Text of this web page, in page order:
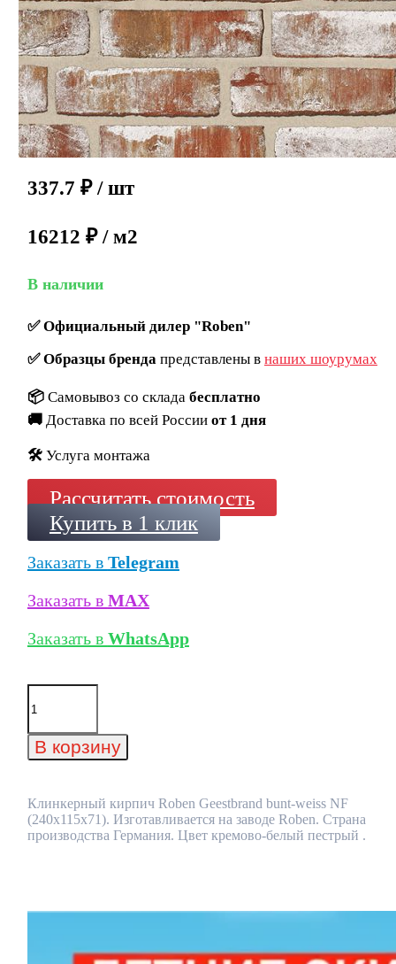
337.7 ₽ / шт
16212 ₽ / м2
В наличии
✅Официальный дилер "Roben"
✅Образцы брендапредставлены в наших шоурумах
📦 Самовывоз со склада бесплатно
🚚 Доставка по всей России от 1 дня
🛠️ Услуга монтажа
Рассчитать стоимость
Купить в 1 клик
Заказать в Telegram
Заказать в MAX
Заказать в WhatsApp
Количество
товара
кирпич
Roben
weiss
NF
(240x115x71)
В корзину
Клинкерный кирпич Roben Geestbrand bunt-weiss NF
(240x115x71). Изготавливается на заводе Roben. Страна
производства Германия. Цвет кремово-белый пестрый .